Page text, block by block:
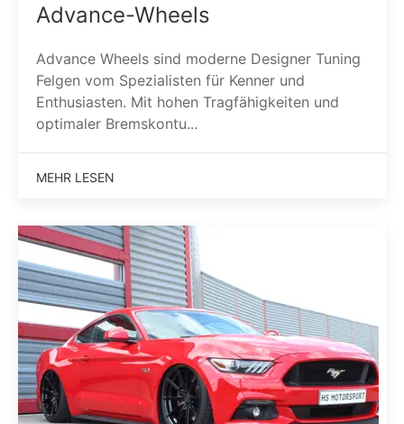
Advance-Wheels
Advance Wheels sind moderne Designer Tuning
Felgen vom Spezialisten für Kenner und
Enthusiasten. Mit hohen Tragfähigkeiten und
optimaler Bremskontu...
MEHR LESEN